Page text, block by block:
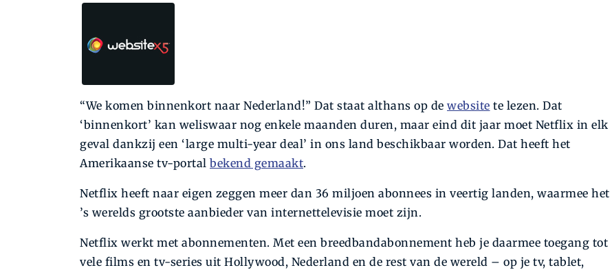
“We komen binnenkort naar Nederland!” Dat staat althans op de website te lezen. Dat
‘binnenkort’ kan weliswaar nog enkele maanden duren, maar eind dit jaar moet Netflix in elk
geval dankzij een ‘large multi-year deal’ in ons land beschikbaar worden. Dat heeft het
Amerikaanse tv-portal bekend gemaakt.
Netflix heeft naar eigen zeggen meer dan 36 miljoen abonnees in veertig landen, waarmee het
’s werelds grootste aanbieder van internettelevisie moet zijn.
Netflix werkt met abonnementen. Met een breedbandabonnement heb je daarmee toegang tot
vele films en tv-series uit Hollywood, Nederland en de rest van de wereld – op je tv, tablet,